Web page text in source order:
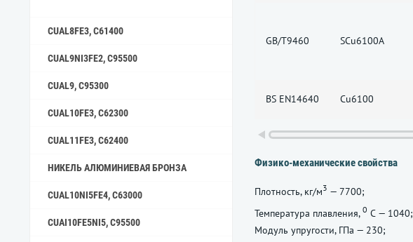
CUAL8FE3, C61400
CUAL9NI3FE2, C95500
CUAL9, C95300
CUAL10FE3, C62300
CUAL11FE3, C62400
НИКЕЛЬ АЛЮМИНИЕВАЯ БРОНЗА
CUAL10NI5FE4, C63000
CUAI10FE5NI5, C95500
GB/T9460 SCu6100A
BS EN14640 Cu6100
Физико-механические свойства
Плотность, кг/м3 — 7700;
Температура плавления, 0 С — 1040;
Модуль упругости, ГПа — 230;